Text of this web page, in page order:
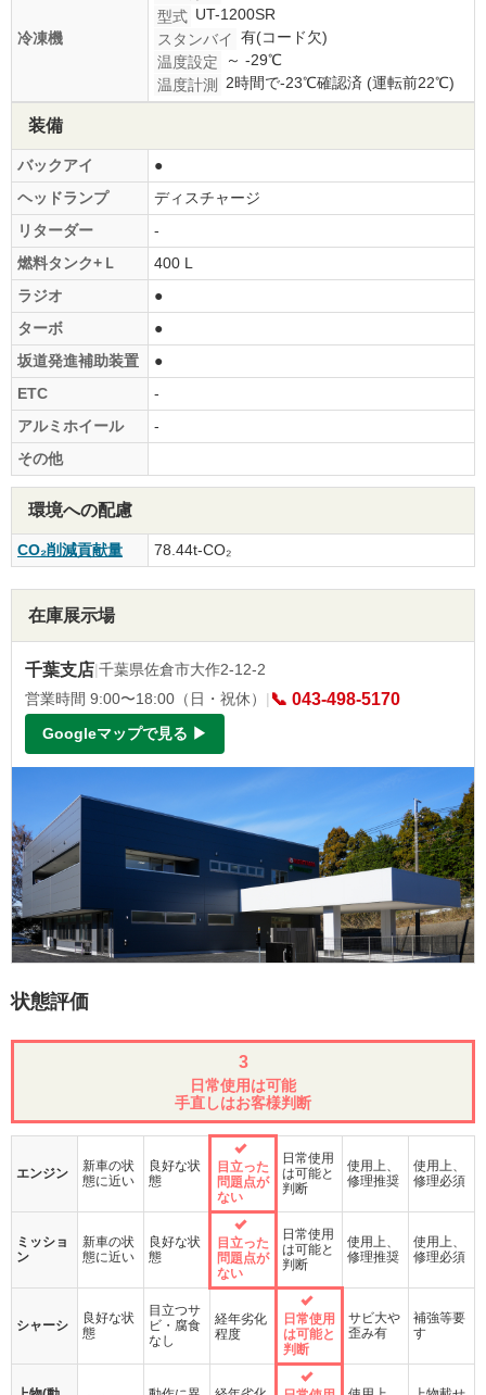
冷凍機
型式 UT-1200SR
スタンバイ 有(コード欠)
温度設定
～ -29℃
温度計測
2時間で-23℃確認済 (運転前22℃)
装備
バックアイ
●
ヘッドランプ
ディスチャージ
リターダー
-
燃料タンク+Ｌ
400 L
ラジオ
●
ターボ
●
坂道発進補助装置
●
ETC
-
アルミホイール
-
その他
環境への配慮
CO₂削減貢献量 78.44t-CO₂
在庫展示場
千葉支店|千葉県佐倉市大作2-12-2
営業時間 9:00〜18:00（日・祝休） | 📞 043-498-5170
Googleマップで見る ▶
状態評価
3
日常使用は可能
手直しはお客様判断
エンジン
新車の状
態に近い
良好な状
態
目立った
問題点が
ない
日常使用
は可能と
判断
使用上、
修理推奨
使用上、
修理必須
ミッショ
ン
新車の状
態に近い
良好な状
態
目立った
問題点が
ない
日常使用
は可能と
判断
使用上、
修理推奨
使用上、
修理必須
シャーシ
良好な状
態
目立つサ
ビ・腐食
なし
経年劣化
程度
日常使用
は可能と
判断
サビ大や
歪み有
補強等要
す